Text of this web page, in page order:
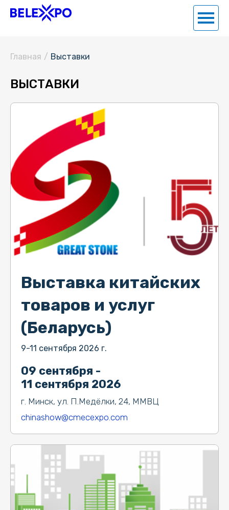
Главная / Выставки
ВЫСТАВКИ
09 сентября -
11 сентября 2026
г. Минск, ул. П.Медёлки, 24, ММВЦ
chinashow@cmecexpo.com
Выставка китайских
товаров и услуг
(Беларусь)
9-11 сентября 2026 г.